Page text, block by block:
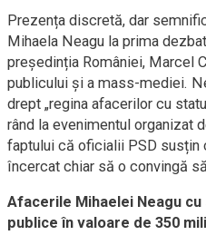
Prezența discretă, dar
Mihaela Neagu la prima
președinția României, Marcel
publicului și a mass-mediei.
drept „regina afacerilor cu
rând la evenimentul organizat
faptului că oficialii PSD susțin
încercat chiar să o convingă
Afacerile Mihaelei Neagu
publice în valoare de 350